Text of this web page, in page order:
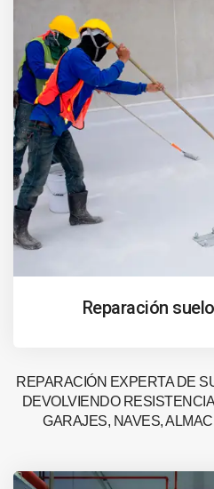
Reparación
REPARACIÓN EXPERTA DE
DEVOLVIENDO
GARAJES, NAVES,